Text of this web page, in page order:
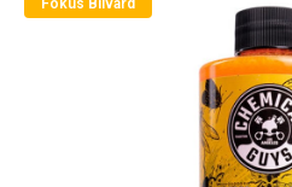
Fokus Bilvård